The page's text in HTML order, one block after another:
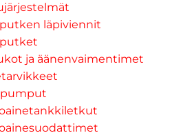
läpiviennit
ja äänenvaimentimet